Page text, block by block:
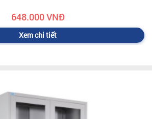
648.000 VNĐ
Xem chi tiết